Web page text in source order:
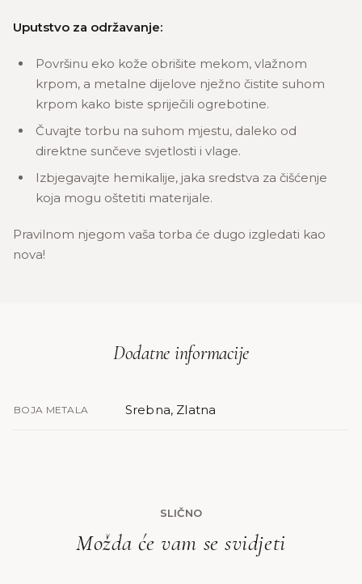
Uputstvo za održavanje:
Površinu eko kože obrišite mekom, vlažnom
krpom, a metalne dijelove nježno čistite suhom
krpom kako biste spriječili ogrebotine.
Čuvajte torbu na suhom mjestu, daleko od
direktne sunčeve svjetlosti i vlage.
Izbjegavajte hemikalije, jaka sredstva za čišćenje
koja mogu oštetiti materijale.
Pravilnom njegom vaša torba će dugo izgledati kao
nova!
Dodatne informacije
BOJA METALA Srebna, Zlatna
SLIČNO
Možda će vam se svidjeti